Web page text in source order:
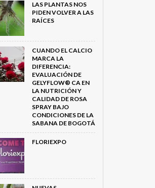
LAS PLANTAS NOS
PIDEN VOLVER A LAS
RAÍCES
CUANDO EL CALCIO
MARCA LA
DIFERENCIA:
EVALUACIÓN DE
GELYFLOW® CA EN
LA NUTRICIÓN Y
CALIDAD DE ROSA
SPRAY BAJO
CONDICIONES DE LA
SABANA DE BOGOTÁ
FLORIEXPO